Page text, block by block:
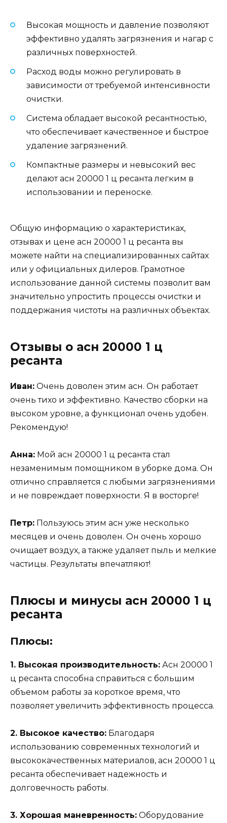
Высокая мощность и давление позволяют
эффективно удалять загрязнения и нагар с
различных поверхностей.
Расход воды можно регулировать в
зависимости от требуемой интенсивности
очистки.
Система обладает высокой ресантностью,
что обеспечивает качественное и быстрое
удаление загрязнений.
Компактные размеры и невысокий вес
делают асн 20000 1 ц ресанта легким в
использовании и переноске.
Общую информацию о характеристиках,
отзывах и цене асн 20000 1 ц ресанта вы
можете найти на специализированных сайтах
или у официальных дилеров. Грамотное
использование данной системы позволит вам
значительно упростить процессы очистки и
поддержания чистоты на различных объектах.
Отзывы о асн 20000 1 ц
ресанта
Иван: Очень доволен этим асн. Он работает
очень тихо и эффективно. Качество сборки на
высоком уровне, а функционал очень удобен.
Рекомендую!
Анна: Мой асн 20000 1 ц ресанта стал
незаменимым помощником в уборке дома. Он
отлично справляется с любыми загрязнениями
и не повреждает поверхности. Я в восторге!
Петр: Пользуюсь этим асн уже несколько
месяцев и очень доволен. Он очень хорошо
очищает воздух, а также удаляет пыль и мелкие
частицы. Результаты впечатляют!
Плюсы и минусы асн 20000 1 ц
ресанта
Плюсы:
1. Высокая производительность: Асн 20000 1
ц ресанта способна справиться с большим
объемом работы за короткое время, что
позволяет увеличить эффективность процесса.
2. Высокое качество: Благодаря
использованию современных технологий и
высококачественных материалов, асн 20000 1 ц
ресанта обеспечивает надежность и
долговечность работы.
3. Хорошая маневренность: Оборудование